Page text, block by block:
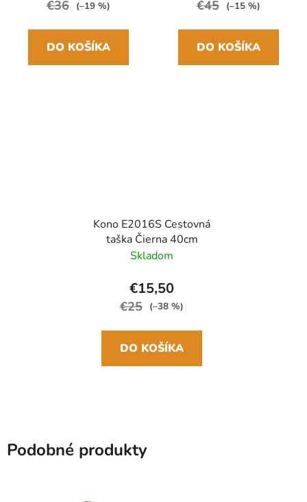
€36 (–19 %)
DO KOŠÍKA
€45 (–15 %)
DO KOŠÍKA
Kono E2016S Cestovná
taška Čierna 40cm
Skladom
€15,50
€25 (–38 %)
DO KOŠÍKA
Podobné produkty